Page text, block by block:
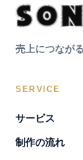
売上につなが
SERVICE
サービス
制作の流れ